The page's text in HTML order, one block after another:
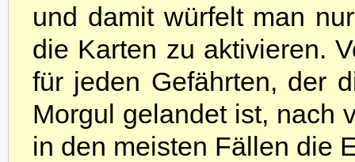
und damit würfelt man
die Karten zu aktivieren.
für jeden Gefährten, der
Morgul gelandet ist, nach
in den meisten Fällen die